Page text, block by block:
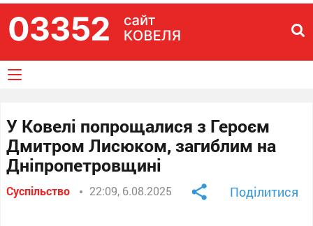
У Ковелі попрощалися з Героєм
Дмитром Лисюком, загиблим на
Дніпропетровщині
Суспільство 22:09, 6.08.2025 Поділитися